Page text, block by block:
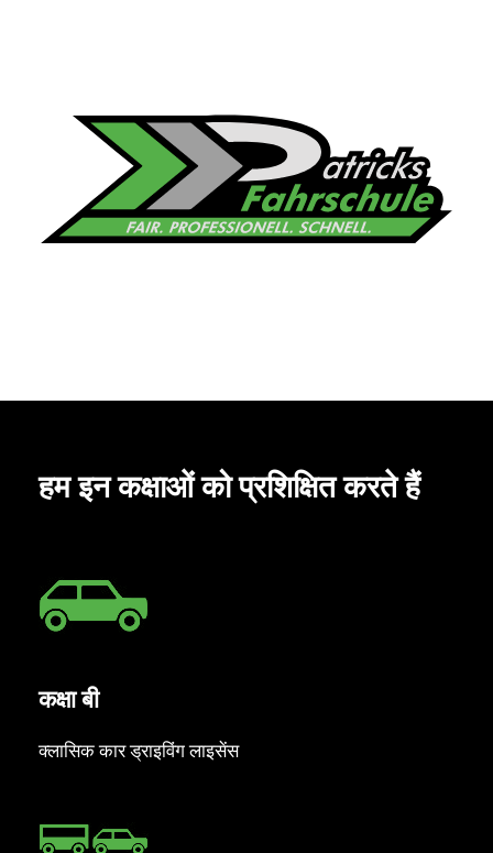
हम इन कक्षाओं को प्रशिक्षित करते हैं
कक्षा बी
क्लासिक कार ड्राइविंग लाइसेंस